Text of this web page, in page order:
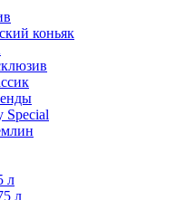
коньяк
Speсial
л
л